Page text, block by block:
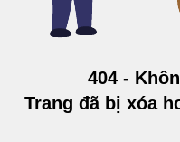
404 -
Trang đã bị xóa